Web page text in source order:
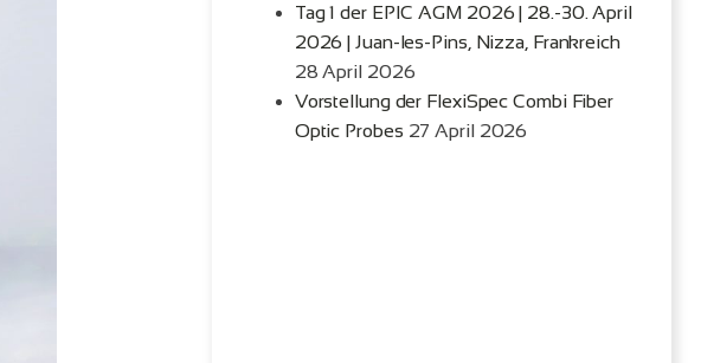
Tag 1 der EPIC AGM 2026 | 28.-30. April
2026 | Juan-les-Pins, Nizza, Frankreich
28 April 2026
Vorstellung der FlexiSpec Combi Fiber
Optic Probes 27 April 2026